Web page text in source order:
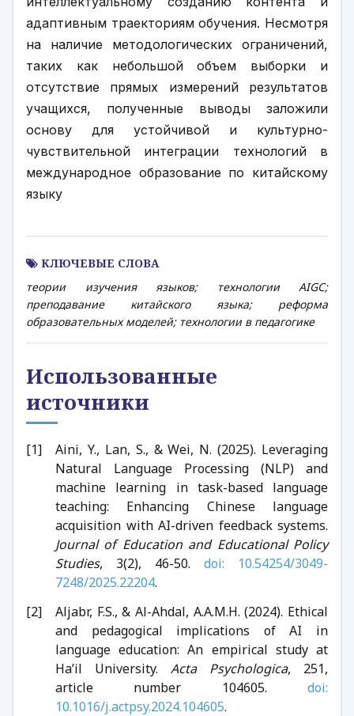
адаптивным траекториям обучения. Несмотря
на наличие методологических ограничений,
таких как небольшой объем выборки и
отсутствие прямых измерений результатов
учащихся, полученные выводы заложили
основу для устойчивой и культурно-
чувствительной интеграции технологий в
международное образование по китайскому
языку
КЛЮЧЕВЫЕ СЛОВА
теории изучения языков; технологии AIGC;
преподавание китайского языка; реформа
образовательных моделей; технологии в педагогике
Использованные
источники
Aini, Y., Lan, S., & Wei, N. (2025). Leveraging
Natural Language Processing (NLP) and
machine learning in task-based language
teaching: Enhancing Chinese language
acquisition with AI-driven feedback systems.
Journal of Education and Educational Policy
Studies, 3(2), 46-50. doi: 10.54254/3049-
7248/2025.22204.
Aljabr, F.S., & Al-Ahdal, A.A.M.H. (2024). Ethical
and pedagogical implications of AI in
language education: An empirical study at
Ha’il University. Acta Psychologica, 251,
article number 104605. doi:
10.1016/j.actpsy.2024.104605.